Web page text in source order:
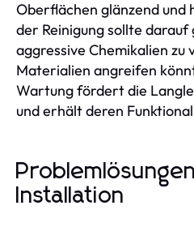
Oberflächen glänzend und
der Reinigung sollte
aggressive Chemikalien zu
Materialien angreifen
Wartung fördert die
und erhält deren
Installation